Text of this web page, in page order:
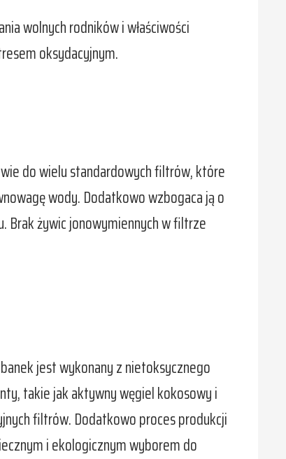
wolnych rodników i właściwości
oksydacyjnym.
do wielu standardowych filtrów, które
wody. Dodatkowo wzbogaca ją o
Brak żywic jonowymiennych w filtrze
jest wykonany z nietoksycznego
takie jak aktywny węgiel kokosowy i
filtrów. Dodatkowo proces produkcji
i ekologicznym wyborem do